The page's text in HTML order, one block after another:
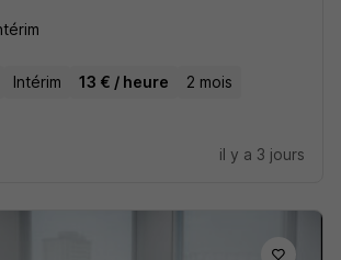
Intérim 13 € / heure 2 mois
il y a 3 jours